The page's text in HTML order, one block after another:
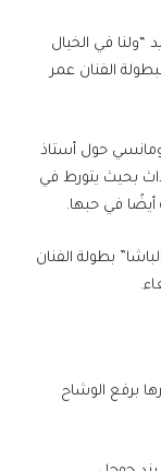
“ولنا في الخيال
الفنان عمر
حول أستاذ
بحيث يتورط في
في حبها.
بطولة الفنان
برفع الوشاح